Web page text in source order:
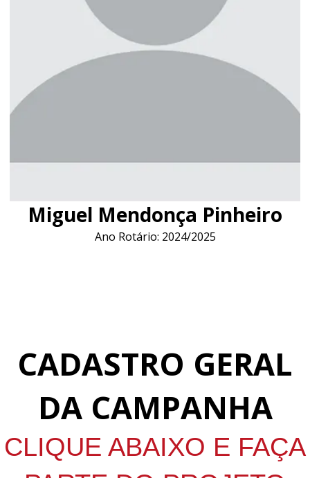
Miguel Mendonça Pinheiro
Ano Rotário: 2024/2025
CADASTRO GERAL
DA CAMPANHA
CLIQUE ABAIXO E FAÇA